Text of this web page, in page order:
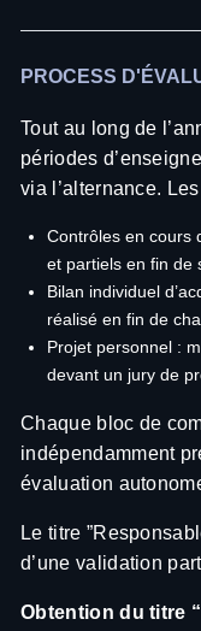
PROCESS
Tout au long de
périodes
via l’alternance.
Contrôles en cours
et partiels en fin de
Bilan individuel
réalisé en fin de
Projet personnel :
devant un jury de
Chaque bloc de
indépendamment
évaluation
Le titre
d’une validation
Obtention du titre